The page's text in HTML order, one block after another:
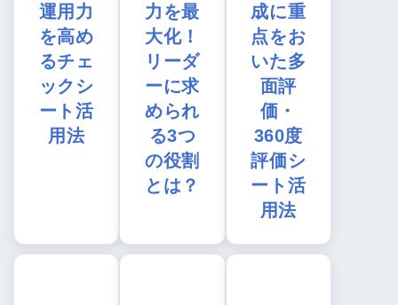
運用力
を高め
るチェ
ックシ
ート活
用法
力を最
大化！
リーダ
ーに求
められ
る3つ
の役割
とは？
成に重
点をお
いた多
面評
価・
360度
評価シ
ート活
用法